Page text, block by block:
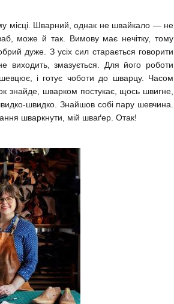
місці. Шварний, однак не швайкало — не
може й так. Вимову має нечітку, тому
дуже. З усіх сил старається говорити
змазується. Для його роботи
і готує чоботи до шварцу. Часом
знайде, шварком постукає, щось швигне,
швидко. Знайшов собі пару шевчина.
шваркнути, мій шваґер. Отак!